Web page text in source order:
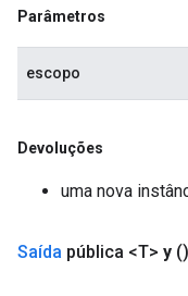
Parâmetros
escopo
Devoluções
uma nova
Saída pública <T> y ()